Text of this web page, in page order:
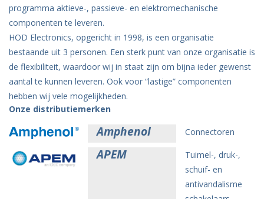
programma aktieve-, passieve- en elektromechanische
componenten te leveren.
HOD Electronics, opgericht in 1998, is een organisatie
bestaande uit 3 personen. Een sterk punt van onze organisatie is
de flexibiliteit, waardoor wij in staat zijn om bijna ieder gewenst
aantal te kunnen leveren. Ook voor “lastige” componenten
hebben wij vele mogelijkheden.
Onze distributiemerken
Amphenol Connectoren
APEM
Tuimel-, druk-,
schuif- en
antivandalisme